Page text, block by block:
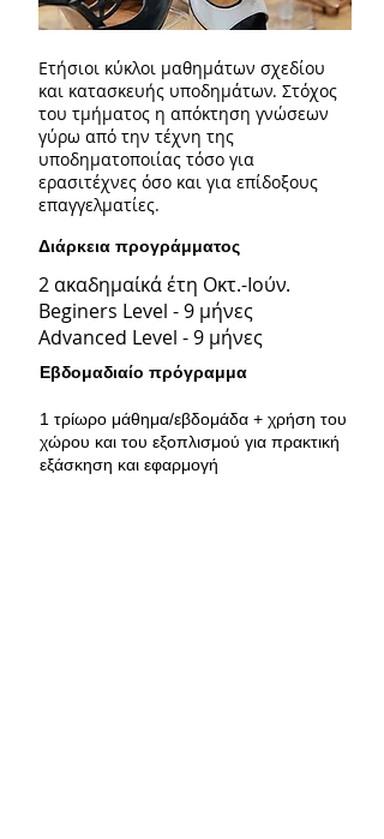
Ετήσιοι κύκλοι μαθημάτων σχεδίου
και κατασκευής υποδημάτων. Στόχος
του τμήματος η απόκτηση γνώσεων
γύρω από την τέχνη της
υποδηματοποιίας τόσο για
ερασιτέχνες όσο και για επίδοξους
επαγγελματίες.
Διάρκεια προγράμματος
2 ακαδημαίκά έτη Οκτ.-Ιούν.
Beginers Level - 9 μήνες
Advanced Level - 9 μήνες
Εβδομαδιαίο πρόγραμμα
1 τρίωρο μάθημα/εβδομάδα + χρήση του
χώρου και του εξοπλισμού για πρακτική
εξάσκηση και εφαρμογή